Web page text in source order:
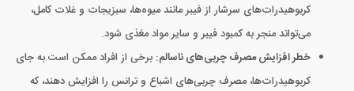
کربوهیدرات‌های سرشار از فیبر مانند میوه‌ها، سبزیجات و غلات کامل،
می‌تواند منجر به کمبود فیبر و سایر مواد مغذی شود.
خطر افزایش مصرف چربی‌های ناسالم: برخی از افراد ممکن است به جای
کربوهیدرات‌ها، مصرف چربی‌های اشباع و ترانس را افزایش دهند، که